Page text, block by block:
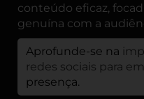
conteúdo eficaz,
genuína com a
Aprofunde-se na
redes sociais para
presença.